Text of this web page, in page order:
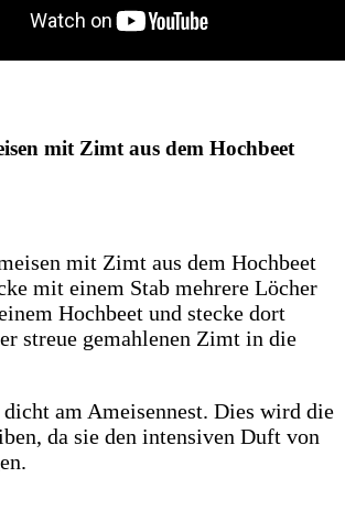
mit Zimt aus dem Hochbeet
mit Zimt aus dem Hochbeet
mit einem Stab mehrere Löcher
Hochbeet und stecke dort
streue gemahlenen Zimt in die
dicht am Ameisennest. Dies wird die
da sie den intensiven Duft von